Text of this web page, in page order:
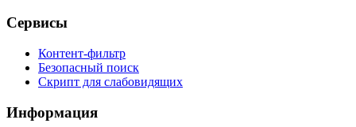
Сервисы
Контент-фильтр
Безопасный поиск
Скрипт для слабовидящих
Информация